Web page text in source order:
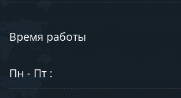
Время работы
Пн - Пт :